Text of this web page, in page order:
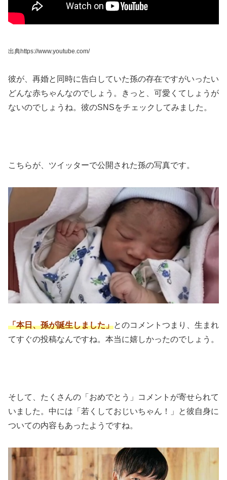
出典https://www.youtube.com/
彼が、再婚と同時に告白していた孫の存在ですがいったい
どんな赤ちゃんなのでしょう。きっと、可愛くてしょうが
ないのでしょうね。彼のSNSをチェックしてみました。
こちらが、ツイッターで公開された孫の写真です。
「本日、孫が誕生しました」とのコメントつまり、生まれ
てすぐの投稿なんですね。本当に嬉しかったのでしょう。
そして、たくさんの「おめでとう」コメントが寄せられて
いました。中には「若くしておじいちゃん！」と彼自身に
ついての内容もあったようですね。